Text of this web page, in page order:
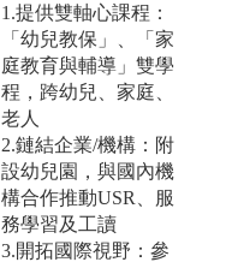
1.提供雙軸心課程：
「幼兒教保」、「家
庭教育與輔導」雙學
程，跨幼兒、家庭、
老人
2.鏈結企業/機構：附
設幼兒園，與國內機
構合作推動USR、服
務學習及工讀
3.開拓國際視野：參